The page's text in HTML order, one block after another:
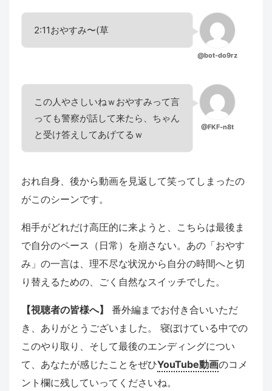
@bot-do9rz
2:11おやすみ〜(草
@FKF-n8t
この人やさしいねｗおやすみって言
っても警察が話して来たら、ちゃん
と受け答えしてあげてるｗ
おれ自身、後から動画を見返して笑ってしまったの
がこのシーンです。
相手がどれだけ高圧的に来ようと、こちらは最後ま
で自分のペース（日常）を崩さない。あの「おやす
み」の一言は、理不尽な状況から自分の時間へと切
り替えるための、ごく自然なスイッチでした。
【視聴者の皆様へ】
番外編までお付き合いいただ
き、ありがとうございました。 寝ぼけている中での
このやり取り、そして最後のエンディングについ
て、あなたが感じたことをぜひYouTube動画のコメ
ント欄に残していってくださいね。